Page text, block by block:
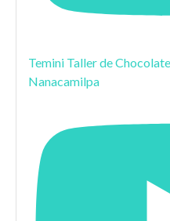
Temini Taller de
Nanacamilpa